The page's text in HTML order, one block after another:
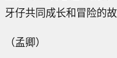
牙仔共同成长和冒险的故
（孟卿）